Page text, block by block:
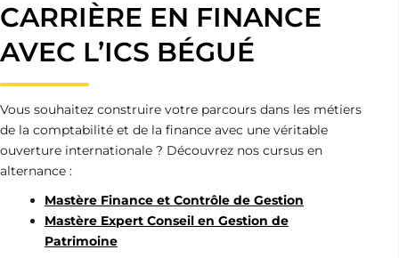
CARRIÈRE EN FINANCE
AVEC L’ICS BÉGUÉ
Vous souhaitez construire votre parcours dans les métiers
de la comptabilité et de la finance avec une véritable
ouverture internationale ? Découvrez nos cursus en
alternance :
Mastère Finance et Contrôle de Gestion
Mastère Expert Conseil en Gestion de
Patrimoine